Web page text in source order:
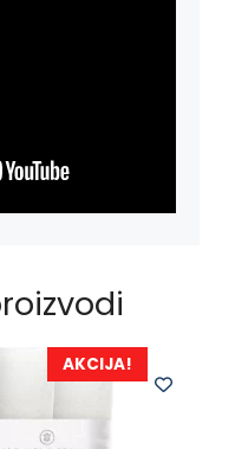
AKCIJA!